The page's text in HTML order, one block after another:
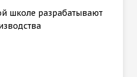
школе разрабатывают